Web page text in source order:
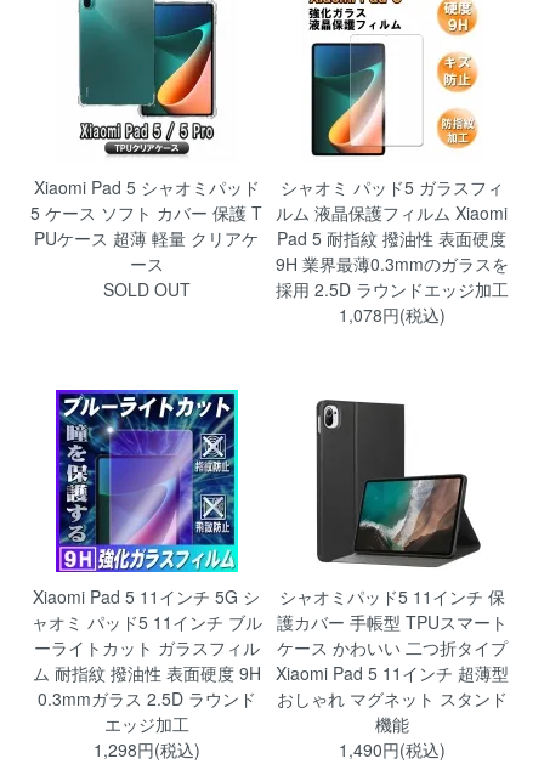
Xiaomi Pad 5 シャオミパッド
5 ケース ソフト カバー 保護 T
PUケース 超薄 軽量 クリアケ
ース
SOLD OUT
シャオミ パッド5 ガラスフィ
ルム 液晶保護フィルム Xiaomi
Pad 5 耐指紋 撥油性 表面硬度
9H 業界最薄0.3mmのガラスを
採用 2.5D ラウンドエッジ加工
1,078円(税込)
Xiaomi Pad 5 11インチ 5G シ
ャオミ パッド5 11インチ ブル
ーライトカット ガラスフィル
ム 耐指紋 撥油性 表面硬度 9H
0.3mmガラス 2.5D ラウンド
エッジ加工
1,298円(税込)
シャオミパッド5 11インチ 保
護カバー 手帳型 TPUスマート
ケース かわいい 二つ折タイプ
Xiaomi Pad 5 11インチ 超薄型
おしゃれ マグネット スタンド
機能
1,490円(税込)